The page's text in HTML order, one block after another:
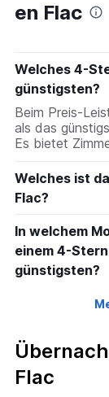
en Flac
Welches 4-
günstigsten?
Beim Preis-
als das
Es bietet
Welches ist
Flac?
In welchem
einem 4-
günstigsten?
Flac